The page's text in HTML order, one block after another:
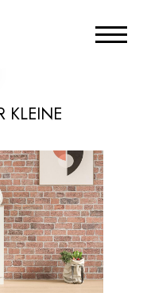
KLEINE